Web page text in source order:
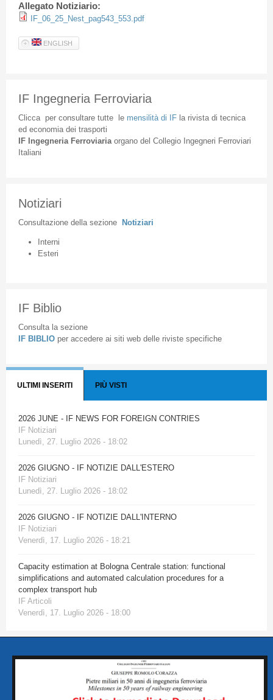
Allegato Notiziario:
IF_06_25_Nest_pag543_553.pdf
ENGLISH
IF Ingegneria Ferroviaria
Cliccaper consultare tuttele mensilità di IFla rivista di tecnica
ed economia dei trasporti
IF Ingegneria Ferroviaria organodel Collegio Ingegneri Ferroviari
Italiani
Notiziari
Consultazione della sezione Notiziari
Interni
Esteri
IF Biblio
Consulta la sezione
IF BIBLIO per accedere ai siti web delle riviste specifiche
ULTIMI INSERITI PIÙ VISTI
2026 JUNE - IF NEWS FOR FOREIGN CONTRIES
IF Notiziari
Lunedì, 27. Luglio 2026 - 18:02
2026 GIUGNO - IF NOTIZIE DALL'ESTERO
IF Notiziari
Lunedì, 27. Luglio 2026 - 18:02
2026 GIUGNO - IF NOTIZIE DALL'INTERNO
IF Notiziari
Venerdì, 17. Luglio 2026 - 18:21
Capacity estimation at Bologna Centrale station: functional
simplifications and automated calculation procedures for a
complex transport hub
IF Articoli
Venerdì, 17. Luglio 2026 - 18:00